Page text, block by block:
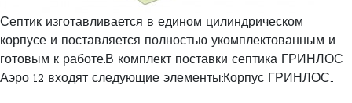
Септик изготавливается в едином цилиндрическом
корпусе и поставляется полностью укомплектованным и
готовым к работе.В комплект поставки септика ГРИНЛОС
Аэро 12 входят следующие элементы:Корпус ГРИНЛОС..